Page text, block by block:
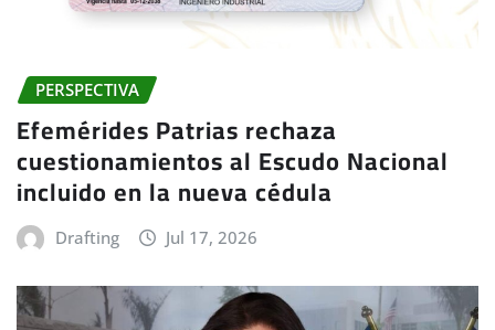
PERSPECTIVA
Efemérides Patrias rechaza
cuestionamientos al Escudo Nacional
incluido en la nueva cédula
Drafting Jul 17, 2026